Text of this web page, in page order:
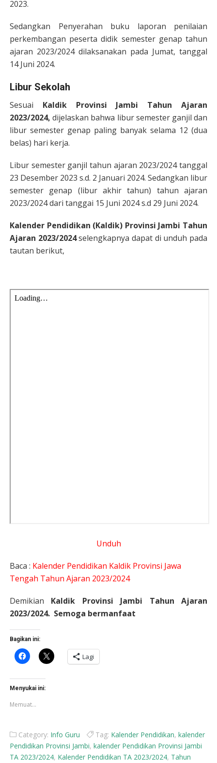
2023.
Sedangkan Penyerahan buku laporan penilaian
perkembangan peserta didik semester genap tahun
ajaran 2023/2024 dilaksanakan pada Jumat, tanggal
14 Juni 2024.
Libur Sekolah
Sesuai Kaldik Provinsi Jambi Tahun Ajaran
2023/2024,dijelaskan bahwa libur semester ganjil dan
libur semester genap paling banyak selama 12 (dua
belas) hari kerja.
Libur semester ganjil tahun ajaran 2023/2024 tanggal
23 Desember 2023 s.d. 2 Januari 2024. Sedangkan libur
semester genap (libur akhir tahun) tahun ajaran
2023/2024 dari tanggai 15 Juni 2024 s.d 29 Juni 2024.
Kalender Pendidikan (Kaldik) Provinsi Jambi Tahun
Ajaran 2023/2024selengkapnya dapat di unduh pada
tautan berikut,
Unduh
Baca : Kalender Pendidikan Kaldik Provinsi Jawa
Tengah Tahun Ajaran 2023/2024
Demikian Kaldik Provinsi Jambi Tahun Ajaran
2023/2024. Semoga bermanfaat
Bagikan ini:
Klik
untuk
Facebook(Membuka
di
jendela
baru)
Klik
untuk
berbagi
Lagi
Menyukai ini:
Memuat...
Category: Info Guru Tag: Kalender Pendidikan, kalender
Pendidikan Provinsi Jambi, kalender Pendidikan Provinsi Jambi
TA 2023/2024, Kalender Pendidikan TA 2023/2024, Tahun